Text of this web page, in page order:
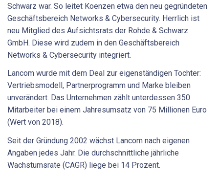
Schwarz war. So leitet Koenzen etwa den neu gegründeten
Geschäftsbereich Networks & Cybersecurity. Herrlich ist
neu Mitglied des Aufsichtsrats der Rohde & Schwarz
GmbH. Diese wird zudem in den Geschäftsbereich
Networks & Cybersecurity integriert.
Lancom wurde mit dem Deal zur eigenständigen Tochter:
Vertriebsmodell, Partnerprogramm und Marke bleiben
unverändert. Das Unternehmen zählt unterdessen 350
Mitarbeiter bei einem Jahresumsatz von 75 Millionen Euro
(Wert von 2018).
Seit der Gründung 2002 wächst Lancom nach eigenen
Angaben jedes Jahr. Die durchschnittliche jährliche
Wachstumsrate (CAGR) liege bei 14 Prozent.